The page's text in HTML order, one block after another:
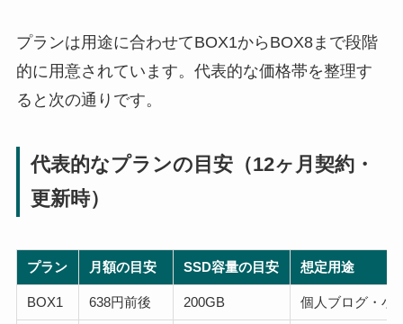
プランは用途に合わせてBOX1からBOX8まで段階
的に用意されています。代表的な価格帯を整理す
ると次の通りです。
代表的なプランの目安（12ヶ月契約・
更新時）
プラン 月額の目安 SSD容量の目安 想定用途
BOX1 638円前後 200GB 個人ブログ・小